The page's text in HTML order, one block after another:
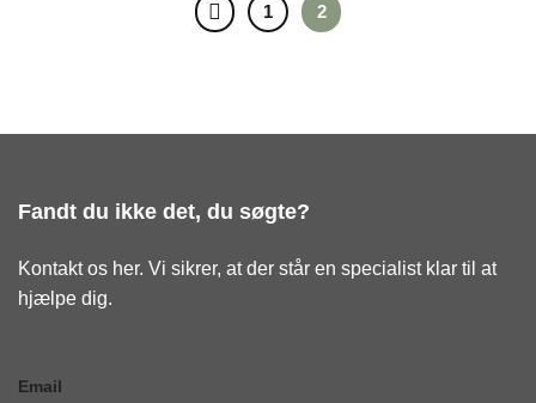
1 2
Fandt du ikke det, du søgte?
Kontakt os her. Vi sikrer, at der står en specialist klar til at
hjælpe dig.
Email